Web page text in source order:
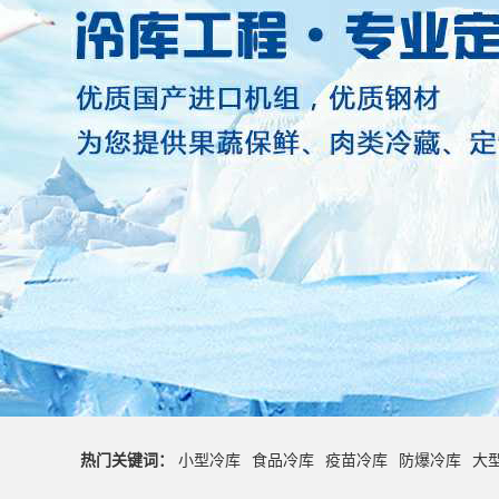
热门关键词： 小型冷库 食品冷库 疫苗冷库 防爆冷库 大